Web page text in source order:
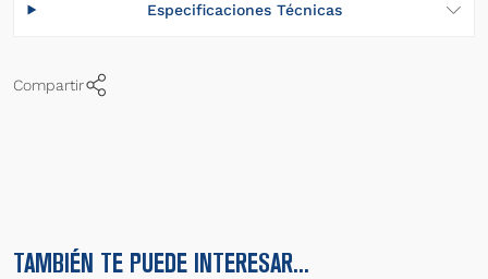
Especificaciones Técnicas
Compartir
TAMBIÉN TE PUEDE INTERESAR...